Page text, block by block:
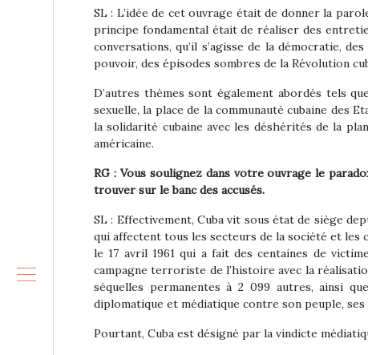
SL : L’idée de cet ouvrage était de donner la
principe fondamental était de réaliser des
conversations, qu’il s’agisse de la démocratie,
pouvoir, des épisodes sombres de la Révolution
D’autres thèmes sont également abordés tels
sexuelle, la place de la communauté cubaine des
la solidarité cubaine avec les déshérités de la
américaine.
RG : Vous soulignez dans votre ouvrage le
trouver sur le banc des accusés.
SL : Effectivement, Cuba vit sous état de siège
qui affectent tous les secteurs de la société et les
le 17 avril 1961 qui a fait des centaines de
campagne terroriste de l’histoire avec la
séquelles permanentes à 2 099 autres, ainsi
diplomatique et médiatique contre son peuple,
Pourtant, Cuba est désigné par la vindicte